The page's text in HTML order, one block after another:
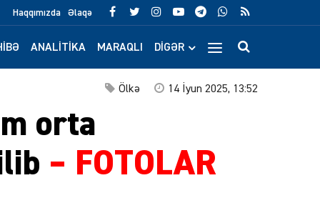
Haqqımızda Əlaqə
ANALITIKA MARAQLI DIGƏR
14 İyun 2025, 13:52
Ölkə
orta
– FOTOLAR